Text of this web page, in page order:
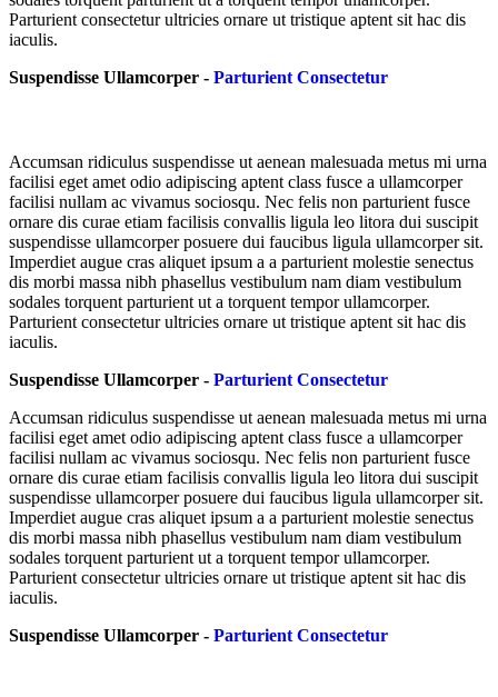
Parturient consectetur ultricies ornare ut tristique aptent sit hac dis
iaculis.
Suspendisse Ullamcorper - Parturient Consectetur
Accumsan ridiculus suspendisse ut aenean malesuada metus mi urna
facilisi eget amet odio adipiscing aptent class fusce a ullamcorper
facilisi nullam ac vivamus sociosqu. Nec felis non parturient fusce
ornare dis curae etiam facilisis convallis ligula leo litora dui suscipit
suspendisse ullamcorper posuere dui faucibus ligula ullamcorper sit.
Imperdiet augue cras aliquet ipsum a a parturient molestie senectus
dis morbi massa nibh phasellus vestibulum nam diam vestibulum
sodales torquent parturient ut a torquent tempor ullamcorper.
Parturient consectetur ultricies ornare ut tristique aptent sit hac dis
iaculis.
Suspendisse Ullamcorper - Parturient Consectetur
Accumsan ridiculus suspendisse ut aenean malesuada metus mi urna
facilisi eget amet odio adipiscing aptent class fusce a ullamcorper
facilisi nullam ac vivamus sociosqu. Nec felis non parturient fusce
ornare dis curae etiam facilisis convallis ligula leo litora dui suscipit
suspendisse ullamcorper posuere dui faucibus ligula ullamcorper sit.
Imperdiet augue cras aliquet ipsum a a parturient molestie senectus
dis morbi massa nibh phasellus vestibulum nam diam vestibulum
sodales torquent parturient ut a torquent tempor ullamcorper.
Parturient consectetur ultricies ornare ut tristique aptent sit hac dis
iaculis.
Suspendisse Ullamcorper - Parturient Consectetur